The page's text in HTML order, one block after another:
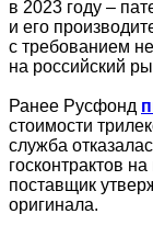
в 2023 году –
и его
с требованием
на российский
Ранее Русфонд
стоимости
служба
госконтрактов
поставщик
оригинала.